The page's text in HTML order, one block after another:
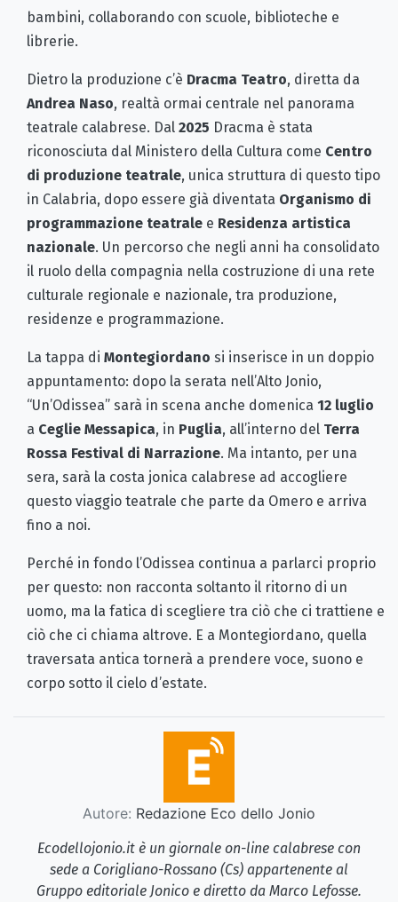
bambini, collaborando con scuole, biblioteche e
librerie.
Dietro la produzione c’è Dracma Teatro, diretta da
Andrea Naso, realtà ormai centrale nel panorama
teatrale calabrese. Dal 2025 Dracma è stata
riconosciuta dal Ministero della Cultura come Centro
di produzione teatrale, unica struttura di questo tipo
in Calabria, dopo essere già diventata Organismo di
programmazione teatrale e Residenza artistica
nazionale. Un percorso che negli anni ha consolidato
il ruolo della compagnia nella costruzione di una rete
culturale regionale e nazionale, tra produzione,
residenze e programmazione.
La tappa di Montegiordano si inserisce in un doppio
appuntamento: dopo la serata nell’Alto Jonio,
“Un’Odissea” sarà in scena anche domenica 12 luglio
a Ceglie Messapica, in Puglia, all’interno del Terra
Rossa Festival di Narrazione. Ma intanto, per una
sera, sarà la costa jonica calabrese ad accogliere
questo viaggio teatrale che parte da Omero e arriva
fino a noi.
Perché in fondo l’Odissea continua a parlarci proprio
per questo: non racconta soltanto il ritorno di un
uomo, ma la fatica di scegliere tra ciò che ci trattiene e
ciò che ci chiama altrove. E a Montegiordano, quella
traversata antica tornerà a prendere voce, suono e
corpo sotto il cielo d’estate.
Autore: Redazione Eco dello Jonio
Ecodellojonio.it è un giornale on-line calabrese con
sede a Corigliano-Rossano (Cs) appartenente al
Gruppo editoriale Jonico e diretto da Marco Lefosse.